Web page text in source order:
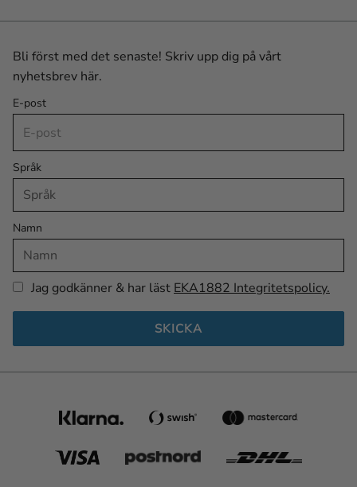
Bli först med det senaste! Skriv upp dig på vårt
nyhetsbrev här.
E-post
Språk
Namn
Jag godkänner & har lästEKA1882 Integritetspolicy.
SKICKA